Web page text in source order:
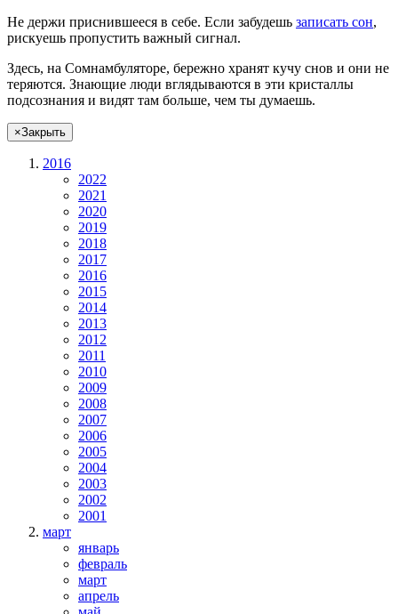
Не держи приснившееся в себе. Если забудешь записать сон,
рискуешь пропустить важный сигнал.
Здесь, на Сомнамбуляторе, бережно хранят кучу снов и они не
теряются. Знающие люди вглядываются в эти кристаллы
подсознания и видят там больше, чем ты думаешь.
×Закрыть
2016
2022
2021
2020
2019
2018
2017
2016
2015
2014
2013
2012
2011
2010
2009
2008
2007
2006
2005
2004
2003
2002
2001
март
январь
февраль
март
апрель